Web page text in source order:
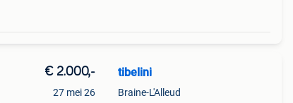
€ 2.000,-
27 mei 26
tibelini
Braine-L'Alleud